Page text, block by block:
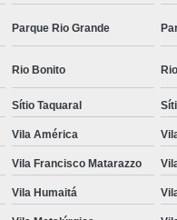
Parque Rio Grande
Rio Bonito
Sítio Taquaral
Vila América
Vila Francisco Matarazzo
Vila Humaitá